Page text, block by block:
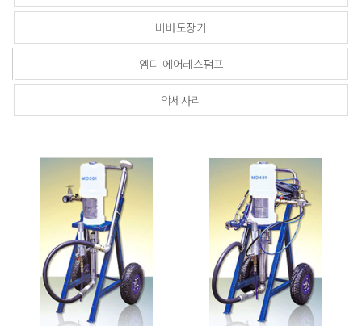
비바도장기
엠디 에어레스펌프
악세사리